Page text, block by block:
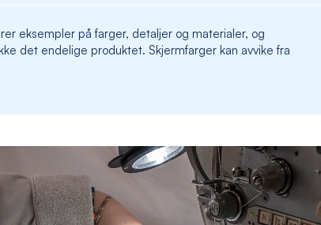
eksempler på farger, detaljer og materialer, og
det endelige produktet. Skjermfarger kan avvike fra